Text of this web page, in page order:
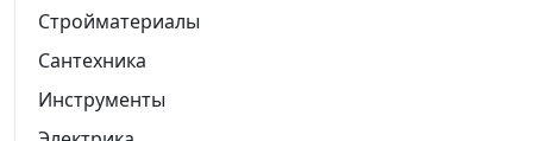
Стройматериалы
Сантехника
Инструменты